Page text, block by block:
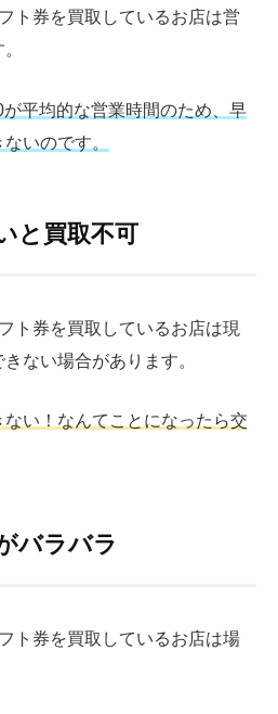
ト券を買取しているお店は営
平均的な営業時間のため、早
いのです。
と買取不可
ト券を買取しているお店は現
ない場合があります。
い！なんてことになったら交
バラバラ
ト券を買取しているお店は場